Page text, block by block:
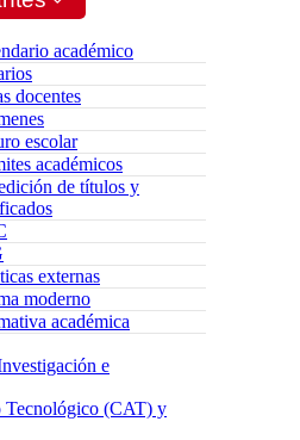
académico
docentes
escolar
académicos
de títulos y
externas
moderno
académica
e
Tecnológico (CAT) y